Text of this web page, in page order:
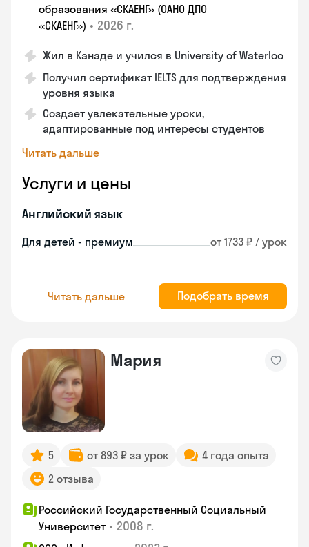
образования «СКАЕНГ» (ОАНО ДПО
«СКАЕНГ») • 2026 г.
Жил в Канаде и учился в University of Waterloo
Получил сертификат IELTS для подтверждения
уровня языка
Создает увлекательные уроки,
адаптированные под интересы студентов
Читать дальше
Услуги и цены
Английский язык
Для детей - премиум от 1733 ₽ / урок
Читать дальше Подобрать время
Мария
5 от 893 ₽ за урок
4 года опыта
2 отзыва
Российский Государственный Социальный
Университет • 2008 г.